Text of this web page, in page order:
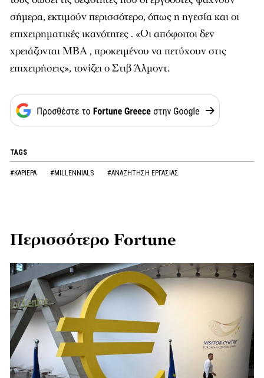
σήμερα, εκτιμούν περισσότερο, όπως η ηγεσία και οι
επιχειρηματικές ικανότητες . «Οι απόφοιτοι δεν
χρειάζονται MBA , προκειμένου να πετύχουν στις
επιχειρήσεις», τονίζει ο Στιβ Άλμοντ.
TAGS
#ΚΑΡΙΕΡΑ #MILLENNIALS #ΑΝΑΖΗΤΗΣΗ ΕΡΓΑΣΙΑΣ
Περισσότερο Fortune